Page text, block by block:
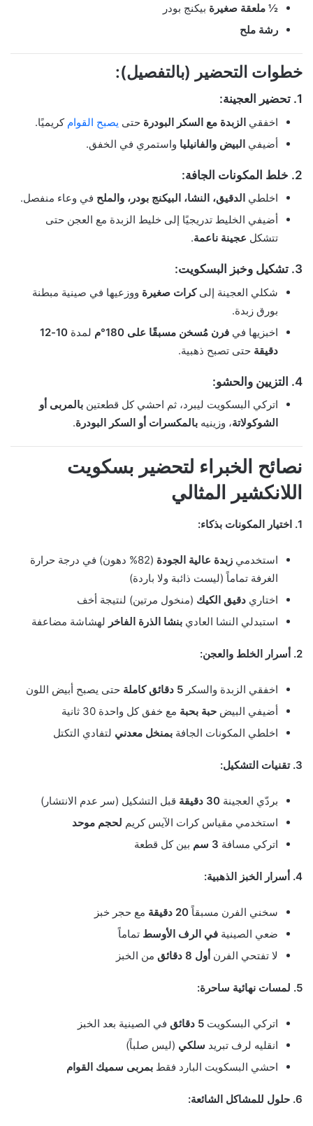
½ ملعقة صغيرة بيكنج بودر
رشة ملح
خطوات التحضير (بالتفصيل):
1. تحضير العجينة:
اخفقي الزبدة مع السكر البودرة حتى يصبح القوام كريميًا.
أضيفي البيض والفانيليا واستمري في الخفق.
2. خلط المكونات الجافة:
اخلطي الدقيق، النشا، البيكنج بودر، والملح في وعاء منفصل.
أضيفي الخليط تدريجيًا إلى خليط الزبدة مع العجن حتى
تتشكل عجينة ناعمة.
3. تشكيل وخبز البسكويت:
شكلي العجينة إلىكرات صغيرة ووزعيها في صينية مبطنة
بورق زبدة.
اخبزيها في فرن مُسخن مسبقًا على 180°م لمدة
10-12
دقيقة حتى تصبح ذهبية.
4. التزيين والحشو:
اتركي البسكويت ليبرد، ثم احشي كل قطعتين بالمربى أو
الشوكولاتة، وزينيه بالمكسرات أو السكر البودرة.
نصائح الخبراء لتحضير بسكويت
اللانكشير المثالي
1. اختيار المكونات بذكاء:
استخدمي زبدة عالية الجودة
(82% دهون) في درجة حرارة
الغرفة تماماً (ليست ذائبة ولا باردة)
اختاري دقيق الكيك (منخول مرتين) لنتيجة أخف
استبدلي النشا العادي بنشا الذرة الفاخر لهشاشة مضاعفة
2. أسرار الخلط والعجن:
اخفقي الزبدة والسكر 5 دقائق كاملة
حتى يصبح أبيض اللون
أضيفي البيض حبة بحبة مع خفق كل واحدة 30 ثانية
اخلطي المكونات الجافة بمنخل معدني لتفادي التكتل
3. تقنيات التشكيل:
بردّي العجينة 30 دقيقة
قبل التشكيل (سر عدم الانتشار)
استخدمي مقياس كرات الآيس كريم لحجم موحد
اتركي مسافة 3 سم بين كل قطعة
4. أسرار الخبز الذهبية:
سخني الفرن مسبقاً20 دقيقة
مع حجر خبز
ضعي الصينية في الرف الأوسط تماماً
لا تفتحي الفرن أول 8 دقائق من الخبز
5. لمسات نهائية ساحرة:
اتركي البسكويت 5 دقائق
في الصينية بعد الخبز
انقليه لرف تبريد سلكي (ليس صلباً)
احشي البسكويت البارد فقط بمربى سميك القوام
6. حلول للمشاكل الشائعة: